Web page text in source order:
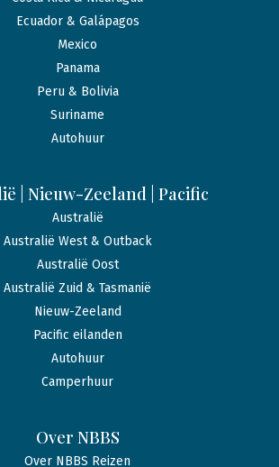
Ecuador & Galápagos
Mexico
Panama
Peru & Bolivia
Suriname
Autohuur
| Nieuw-Zeeland | Pacific
Australië
Australië West & Outback
Australië Oost
Australië Zuid & Tasmanië
Nieuw-Zeeland
Pacific eilanden
Autohuur
Camperhuur
Over NBBS
Over NBBS Reizen